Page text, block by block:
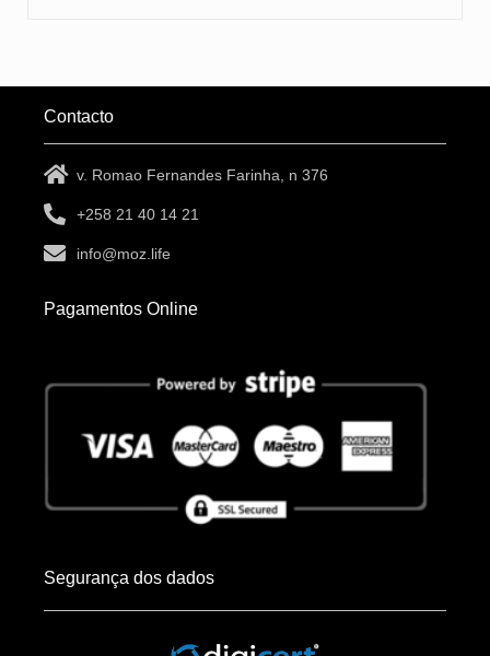
Contacto
v. Romao Fernandes Farinha, n 376
+258 21 40 14 21
info@moz.life
Pagamentos Online
Segurança dos dados